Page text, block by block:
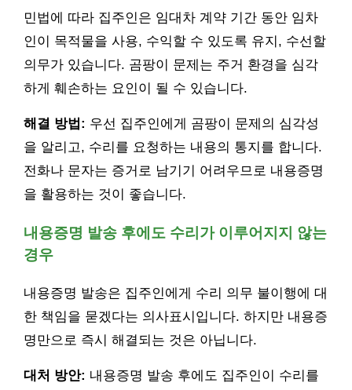
민법에 따라 집주인은 임대차 계약 기간 동안 임차
인이 목적물을 사용, 수익할 수 있도록 유지, 수선할
의무가 있습니다. 곰팡이 문제는 주거 환경을 심각
하게 훼손하는 요인이 될 수 있습니다.
해결 방법: 우선 집주인에게 곰팡이 문제의 심각성
을 알리고, 수리를 요청하는 내용의 통지를 합니다.
전화나 문자는 증거로 남기기 어려우므로 내용증명
을 활용하는 것이 좋습니다.
내용증명 발송 후에도 수리가 이루어지지 않는
경우
내용증명 발송은 집주인에게 수리 의무 불이행에 대
한 책임을 묻겠다는 의사표시입니다. 하지만 내용증
명만으로 즉시 해결되는 것은 아닙니다.
대처 방안: 내용증명 발송 후에도 집주인이 수리를